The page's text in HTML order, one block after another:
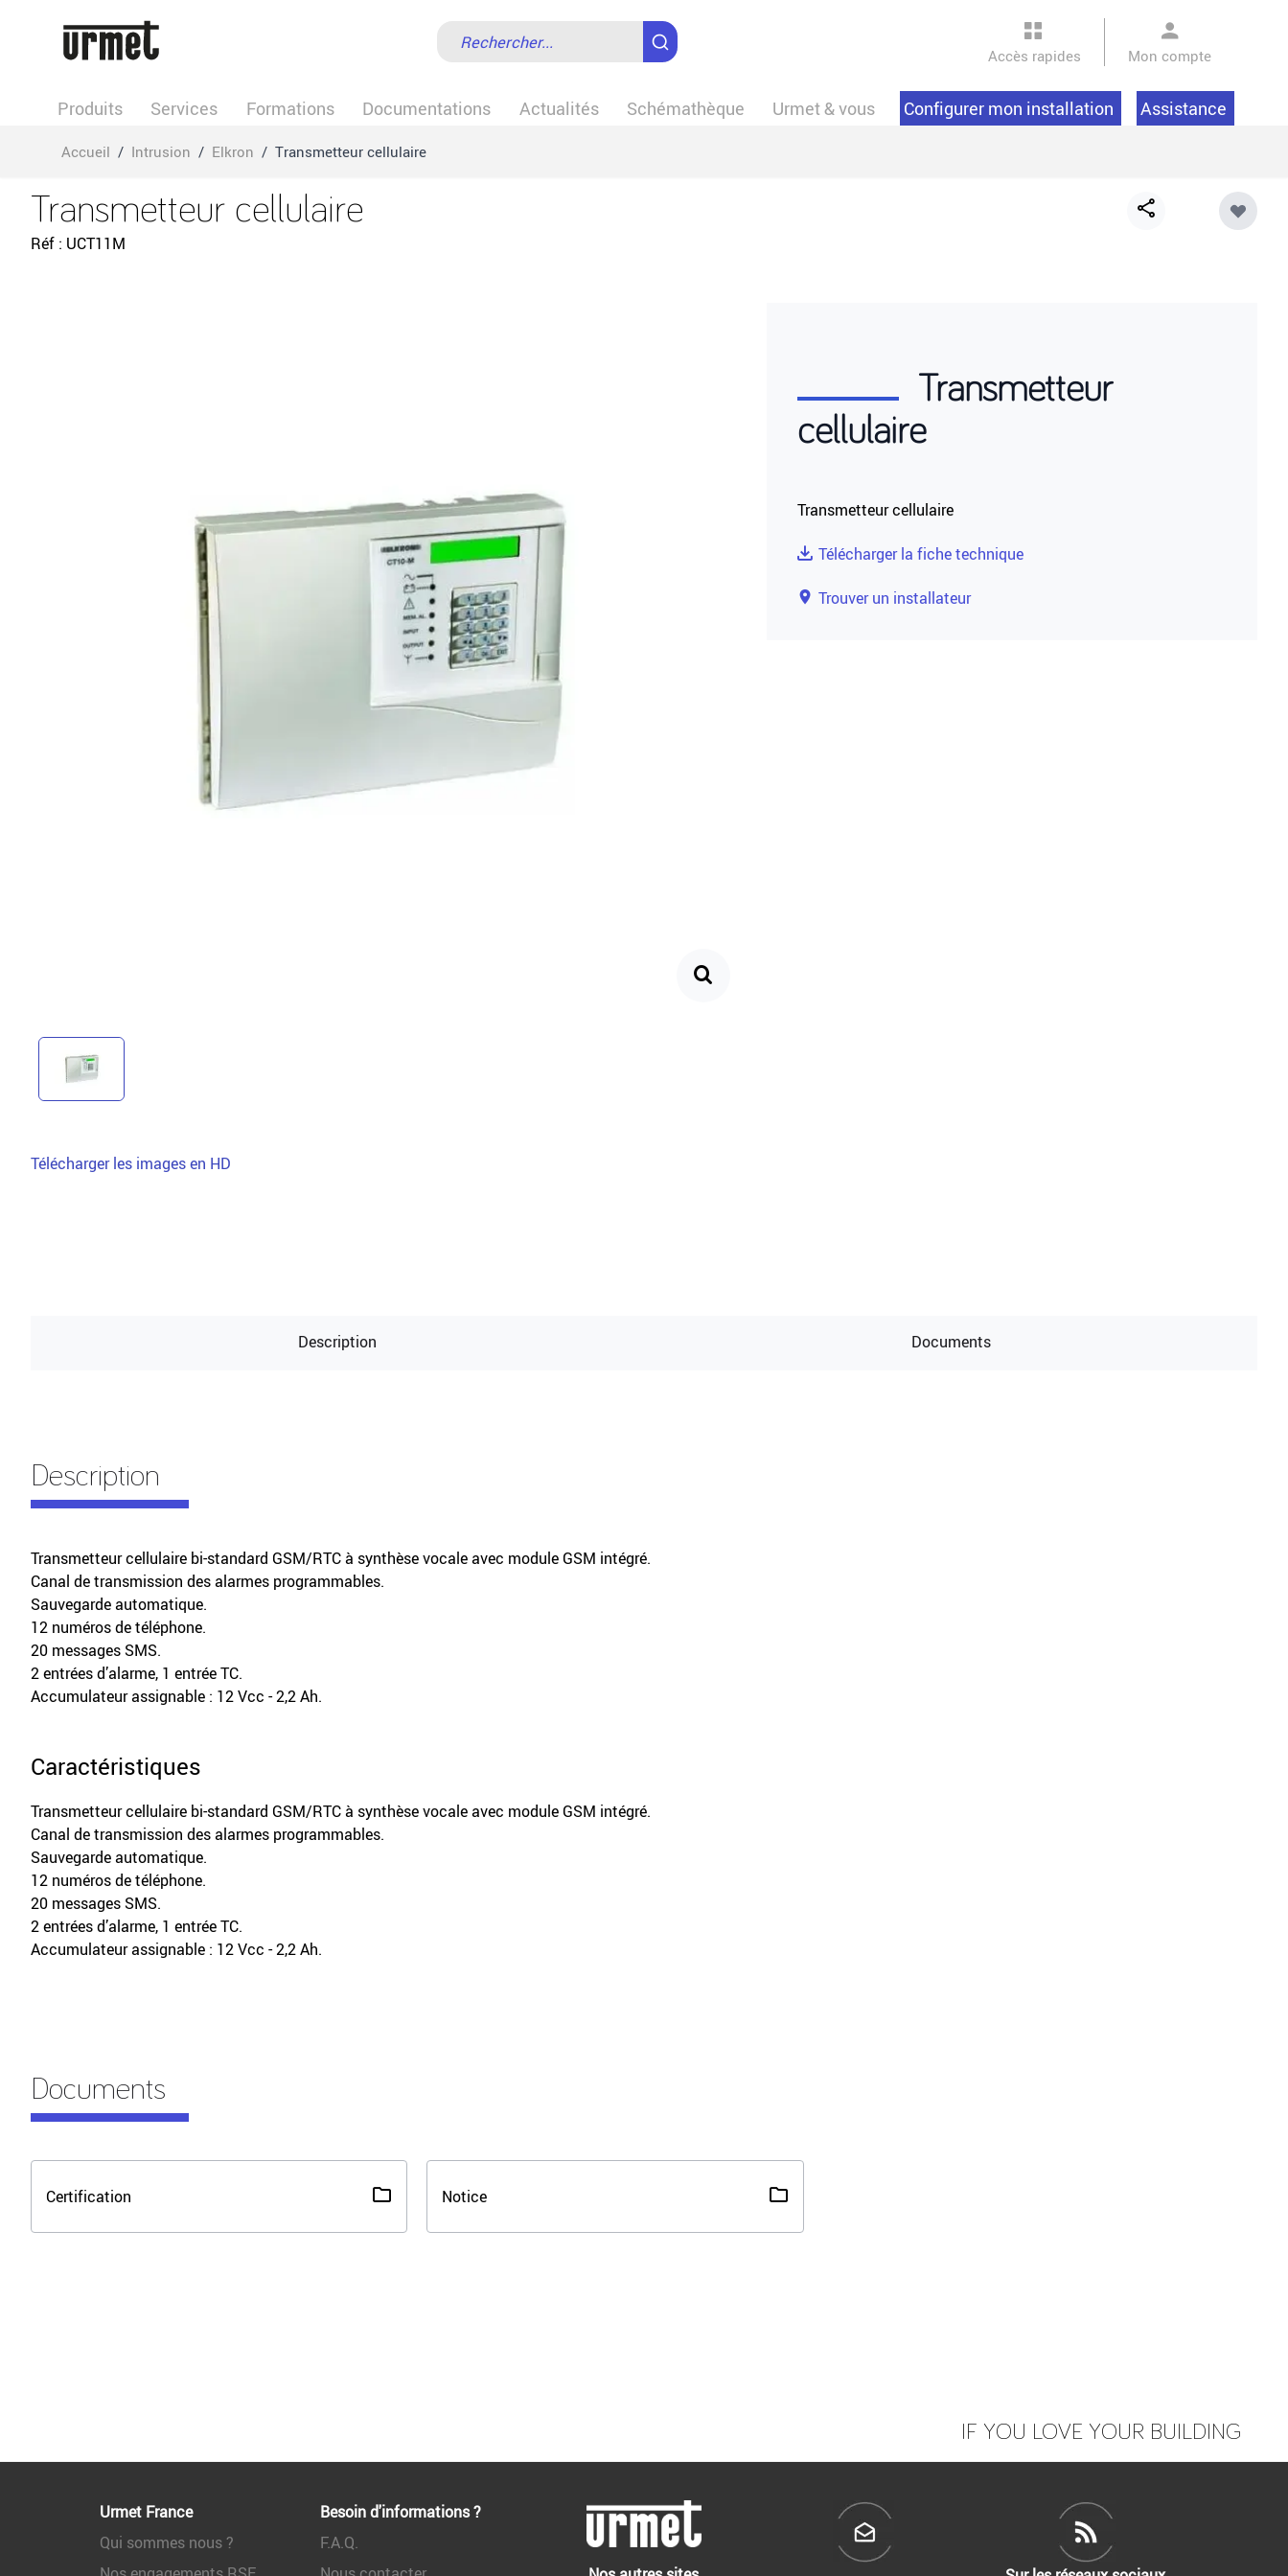
Accès rapides Mon compte
Produits Services Formations Documentations Actualités Schémathèque Urmet & vous Configurer mon installation Assistance
Accueil / Intrusion / Elkron / Transmetteur cellulaire
Transmetteur cellulaire
Réf UCT11M
Transmetteur
cellulaire
Transmetteur cellulaire
Télécharger la fiche technique
Trouver un installateur
Télécharger les images en HD
Description Documents
Description
Transmetteur cellulaire bi-standard GSM/RTC à synthèse vocale avec module GSM intégré.
Canal de transmission des alarmes programmables.
Sauvegarde automatique.
12 numéros de téléphone.
20 messages SMS.
2 entrées d’alarme, 1 entrée TC.
Accumulateur assignable : 12 Vcc - 2,2 Ah.
Caractéristiques
Transmetteur cellulaire bi-standard GSM/RTC à synthèse vocale avec module GSM intégré.
Canal de transmission des alarmes programmables.
Sauvegarde automatique.
12 numéros de téléphone.
20 messages SMS.
2 entrées d’alarme, 1 entrée TC.
Accumulateur assignable : 12 Vcc - 2,2 Ah.
Documents
Certification Notice
IF YOU LOVE YOUR BUILDING
Urmet France
Qui sommes nous ?
Besoin d'informations ?
F.A.Q.